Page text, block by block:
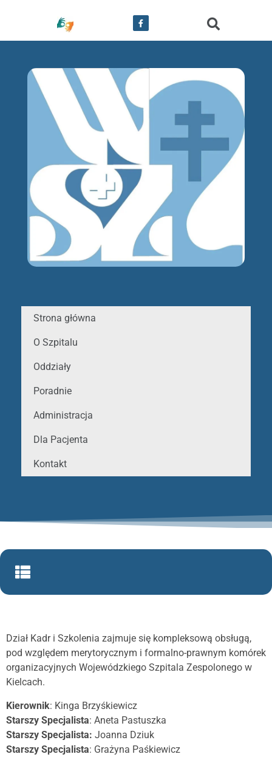
Strona główna
O Szpitalu
Oddziały
Poradnie
Administracja
Dla Pacjenta
Kontakt
Dział Kadr i Szkolenia zajmuje się kompleksową obsługą,
pod względem merytorycznym i formalno-prawnym komórek
organizacyjnych Wojewódzkiego Szpitala Zespolonego w
Kielcach.
Kierownik: Kinga Brzyśkiewicz
Starszy Specjalista: Aneta Pastuszka
Starszy Specjalista: Joanna Dziuk
Starszy Specjalista: Grażyna Paśkiewicz